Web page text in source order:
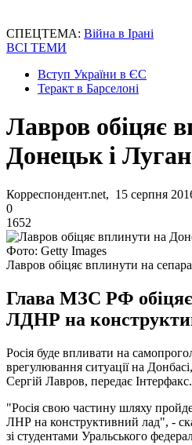
СПЕЦТЕМА: Війна в Ірані
ВСІ ТЕМИ
Вступ України в ЄС
Теракт в Барселоні
Лавров обіцяє
Донецьк і
Корреспондент.net, 15 серпня
0
1652
Фото: Getty Images
Лавров обіцяє вплинути на
Глава МЗС РФ
ЛДНР на
Росія буде впливати на
врегулювання ситуації на
Сергій Лавров, передає Інтерфакс.
"Росія свою частину шляху
ЛНР на конструктивний лад", -
зі студентами Уральського